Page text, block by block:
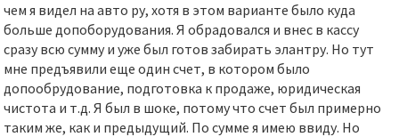
чем я видел на авто ру, хотя в этом варианте было куда
больше допоборудования. Я обрадовался и внес в кассу
сразу всю сумму и уже был готов забирать элантру. Но тут
мне предъявили еще один счет, в котором было
допообрудование, подготовка к продаже, юридическая
чистота и т.д. Я был в шоке, потому что счет был примерно
таким же, как и предыдущий. По сумме я имею ввиду. Но